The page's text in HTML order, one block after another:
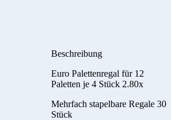
Beschreibung
Euro Palettenregal für 12
Paletten je 4 Stück 2.80x
Mehrfach stapelbare Regale 30
Stück